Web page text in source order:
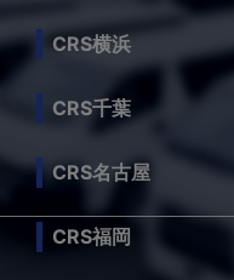
CRS横浜
CRS千葉
CRS名古屋
CRS福岡